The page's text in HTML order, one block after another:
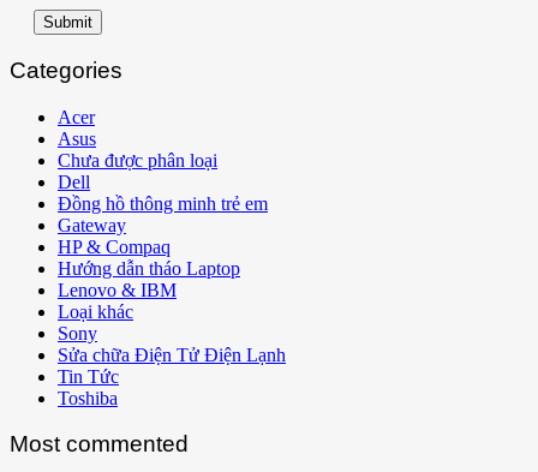
Submit
Categories
Acer
Asus
Chưa được phân loại
Dell
Đồng hồ thông minh trẻ em
Gateway
HP & Compaq
Hướng dẫn tháo Laptop
Lenovo & IBM
Loại khác
Sony
Sửa chữa Điện Tử Điện Lạnh
Tin Tức
Toshiba
Most commented